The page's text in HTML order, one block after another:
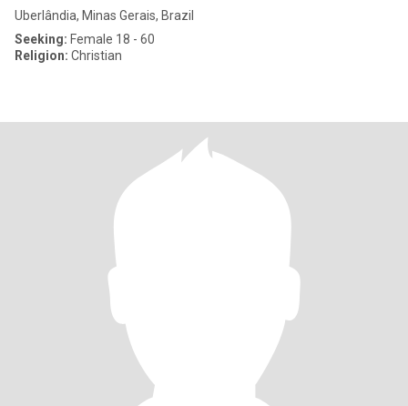
Uberlândia, Minas Gerais, Brazil
Seeking: Female 18 - 60
Religion: Christian